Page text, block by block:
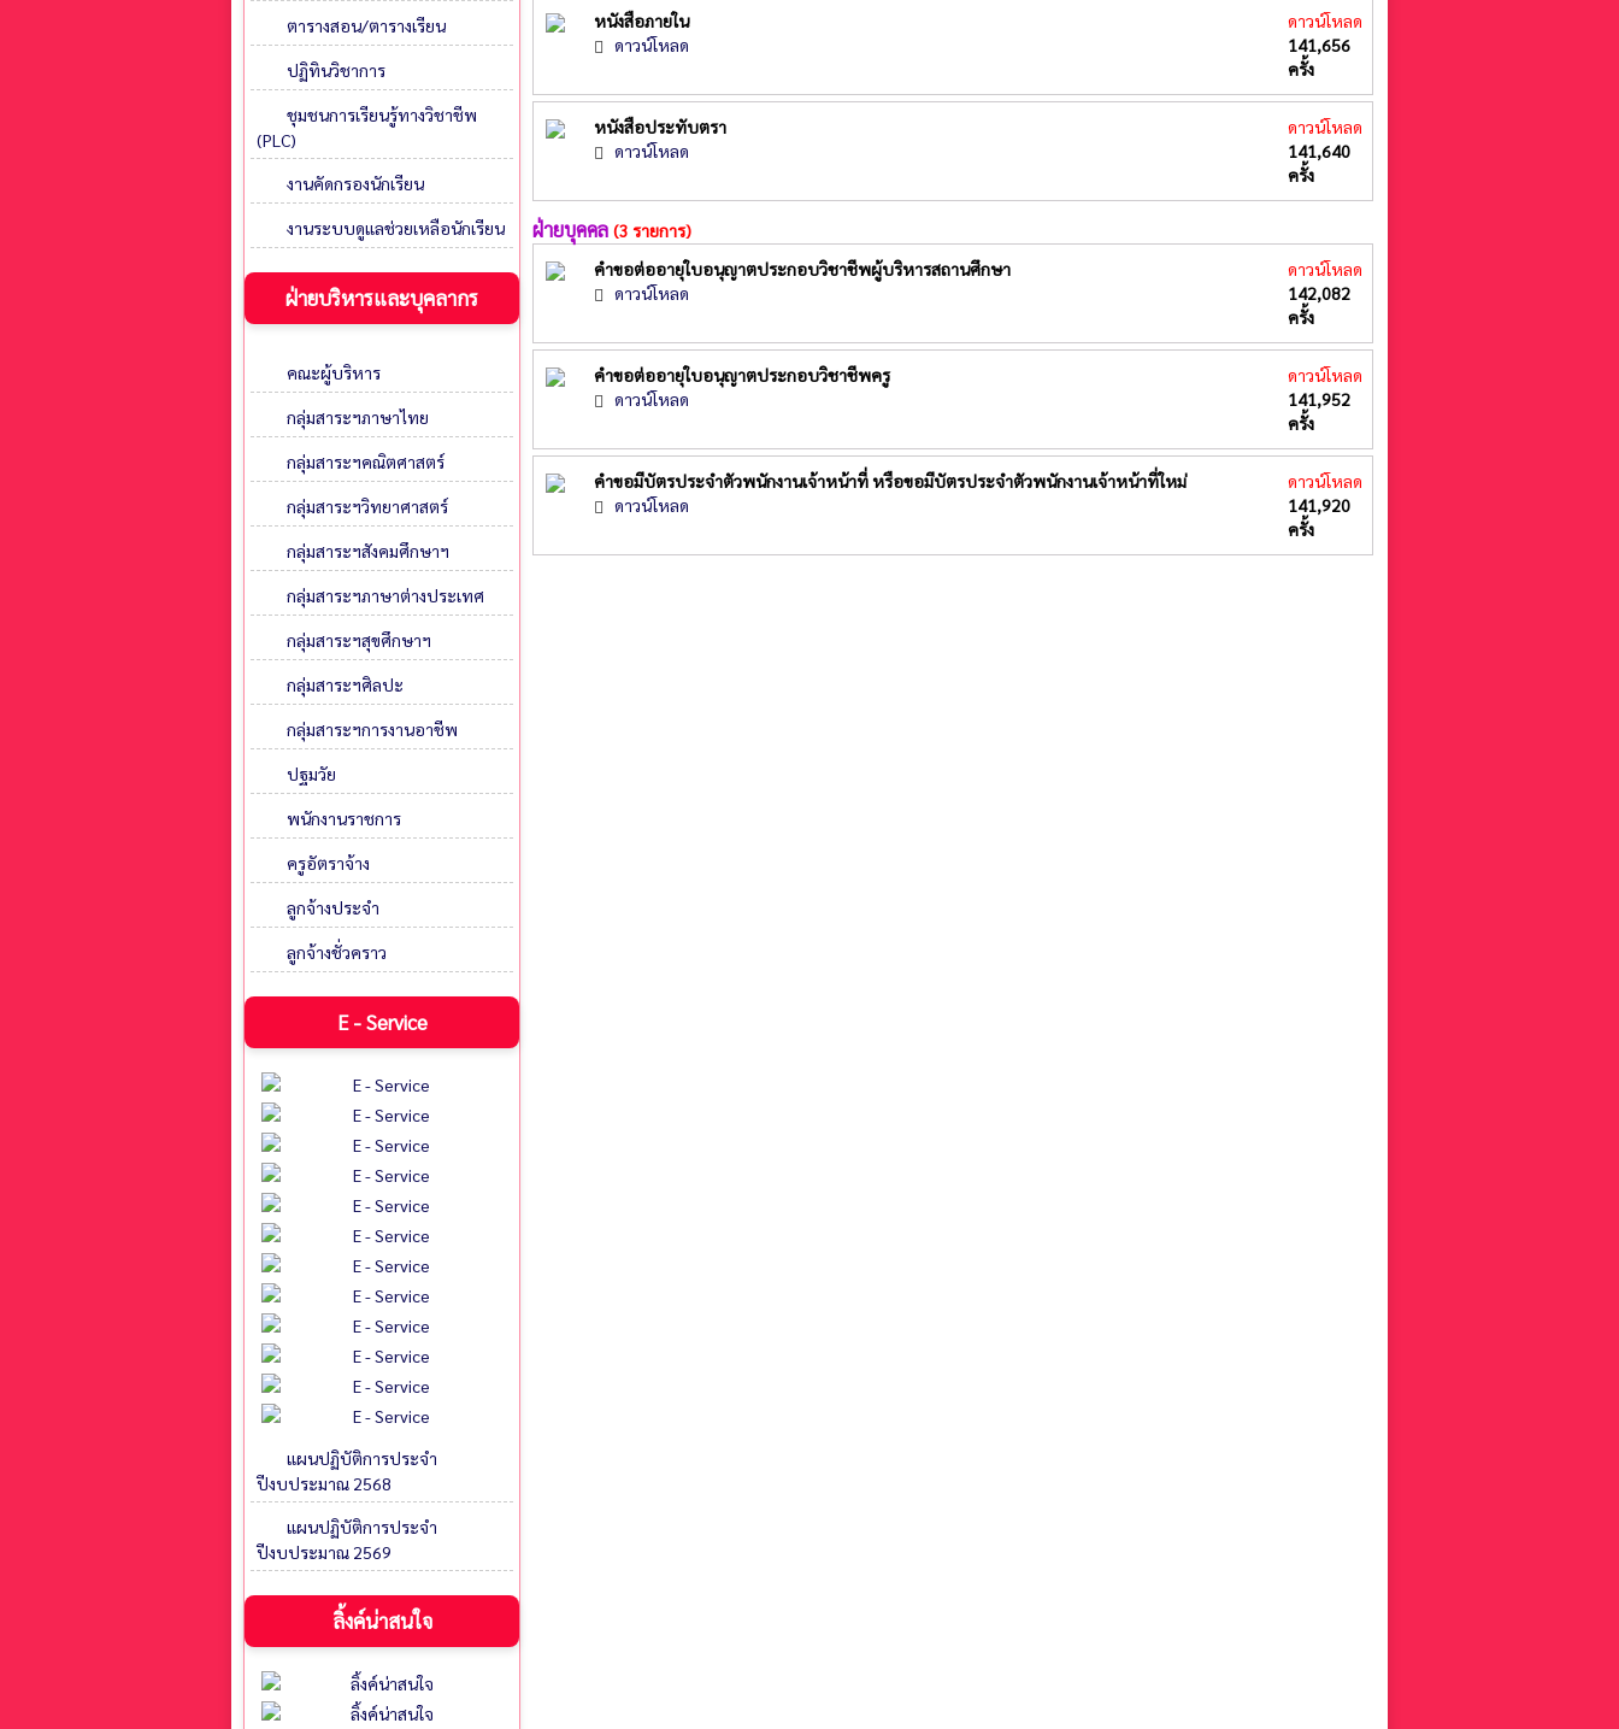
ตารางสอน/ตารางเรียน
ปฏิทินวิชาการ
ชุมชนการเรียนรู้ทางวิชาชีพ
(PLC)
งานคัดกรองนักเรียน
งานระบบดูแลช่วยเหลือนักเรียน
ฝ่ายบริหารและบุคลากร
คณะผู้บริหาร
กลุ่มสาระฯภาษาไทย
กลุ่มสาระฯคณิตศาสตร์
กลุ่มสาระฯวิทยาศาสตร์
กลุ่มสาระฯสังคมศึกษาฯ
กลุ่มสาระฯภาษาต่างประเทศ
กลุ่มสาระฯสุขศึกษาฯ
กลุ่มสาระฯศิลปะ
กลุ่มสาระฯการงานอาชีพ
ปฐมวัย
พนักงานราชการ
ครูอัตราจ้าง
ลูกจ้างประจำ
ลูกจ้างชั่วคราว
E - Service
แผนปฏิบัติการประจำ
ปีงบประมาณ 2568
แผนปฏิบัติการประจำ
ปีงบประมาณ 2569
ลิ้งค์น่าสนใจ
หนังสือภายใน
ดาวน์โหลด
ดาวน์โหลด
141,656
ครั้ง
หนังสือประทับตรา
ดาวน์โหลด
ดาวน์โหลด
141,640
ครั้ง
ฝ่ายบุคคล (3 รายการ)
คำขอต่ออายุใบอนุญาตประกอบวิชาชีพผู้บริหารสถานศึกษา
ดาวน์โหลด
ดาวน์โหลด
142,082
ครั้ง
คำขอต่ออายุใบอนุญาตประกอบวิชาชีพครู
ดาวน์โหลด
ดาวน์โหลด
141,952
ครั้ง
คำขอมีบัตรประจำตัวพนักงานเจ้าหน้าที่ หรือขอมีบัตรประจำตัวพนักงานเจ้าหน้าที่ใหม่
ดาวน์โหลด
ดาวน์โหลด
141,920
ครั้ง